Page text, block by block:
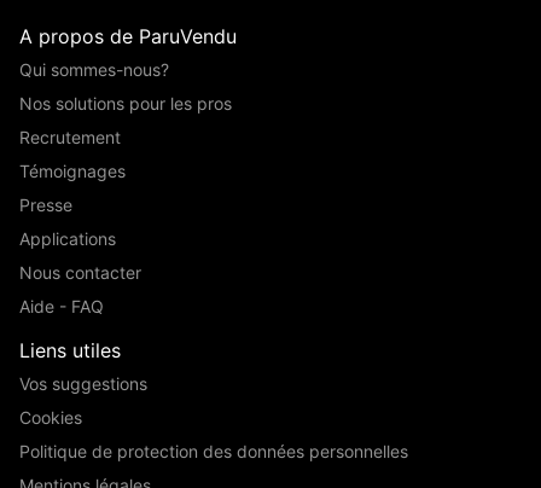
A propos de ParuVendu
Qui sommes-nous?
Nos solutions pour les pros
Recrutement
Témoignages
Presse
Applications
Nous contacter
Aide - FAQ
Liens utiles
Vos suggestions
Cookies
Politique de protection des données personnelles